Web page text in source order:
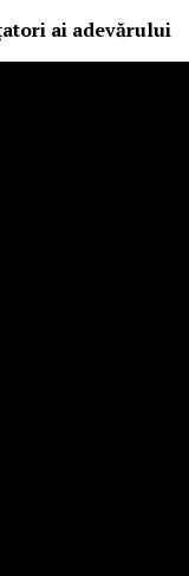
ai adevărului